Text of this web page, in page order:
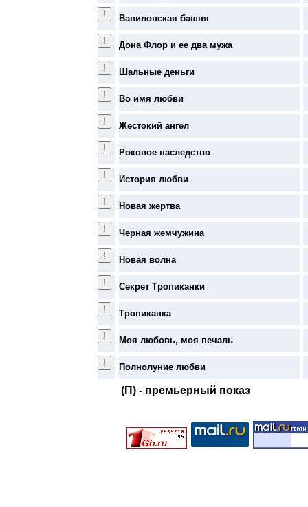
Вавилонская башня
Дона Флор и ее два мужа
Шальные деньги
Во имя любви
Жестокий ангел
Роковое наследство
История любви
Новая жертва
Черная жемчужина
Новая волна
Секрет Тропиканки
Тропиканка
Моя любовь, моя печаль
Полнолуние любви
(П) - премьерный показ